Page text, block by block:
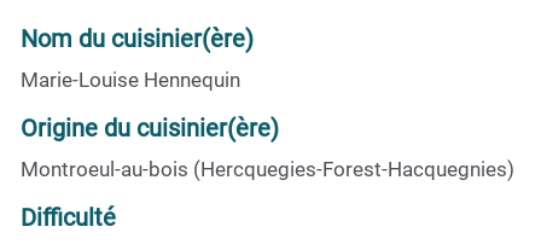
Nom du cuisinier(ère)
Marie-Louise Hennequin
Origine du cuisinier(ère)
Montroeul-au-bois (Hercquegies-Forest-Hacquegnies)
Difficulté